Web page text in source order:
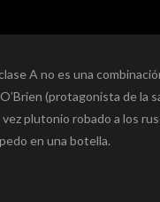
A no es una
(protagonista de la
plutonio robado a los
en una botella.